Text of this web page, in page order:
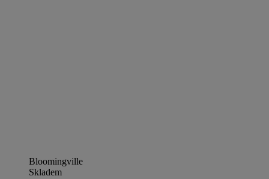
Bloomingville
Skladem